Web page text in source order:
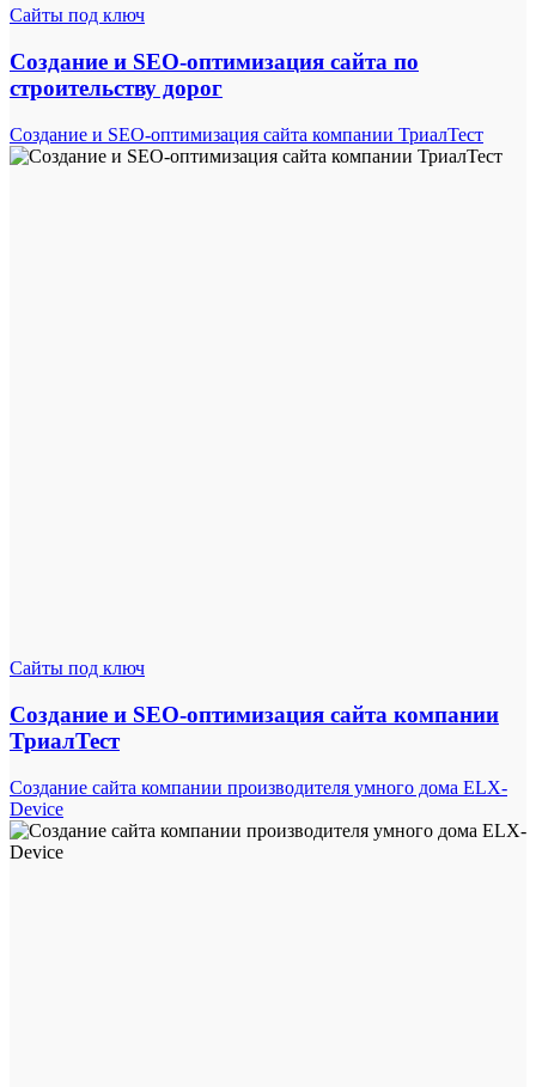
Сайты под ключ
Создание и SEO-оптимизация сайта по
строительству дорог
Создание и SEO-оптимизация сайта компании ТриалТест
Сайты под ключ
Создание и SEO-оптимизация сайта компании
ТриалТест
Создание сайта компании производителя умного дома ELX-
Device